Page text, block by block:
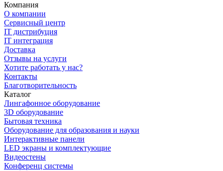
Компания
О компании
Сервисный центр
IT дистрибуция
IT интеграция
Доставка
Отзывы на услуги
Хотите работать у нас?
Контакты
Благотворительность
Каталог
Лингафонное оборудование
3D оборудование
Бытовая техника
Оборудование для образования и науки
Интерактивные панели
LED экраны и комплектующие
Видеостены
Конференц системы